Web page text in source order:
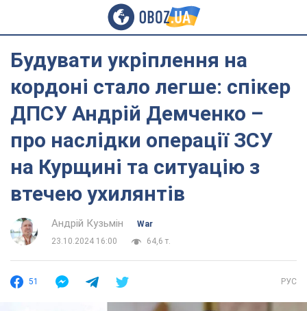
Будувати укріплення на
кордоні стало легше: спікер
ДПСУ Андрій Демченко –
про наслідки операції ЗСУ
на Курщині та ситуацію з
втечею ухилянтів
Андрій Кузьмін‎
War
23.10.2024 16:00
64,6 т.
51 РУС